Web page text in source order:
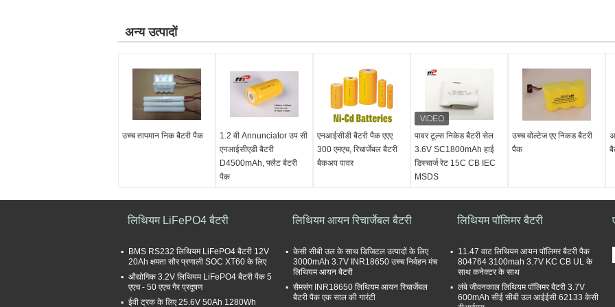
अन्य उत्पादों
उच्च तापमान निक बैटरी पैक
1.2 वी Annunciator उप सी
एनआईसीएडी बैटरी
D4500mAh, फ्लैट बैटरी
पैक
एनआईसीडी बैटरी पैक एएए
300 एमएच, रिचार्जेबल बैटरी
बैकअप पावर
पावर टूल्स निकेड बैटरी सेल
3.6V SC1800mAh हाई
डिस्चार्ज रेट 15C CB IEC
MSDS
1800mAh
भुगतान दर:
15 सी
उच्च वोल्टेज एए निकड बैटरी
पैक
लिथियम LiFePO4 बैटरी
BMS RS232 लिथियम LiFePO4 बैटरी 12V
20Ah क्षमता सौर प्रणाली SOC XT60 के लिए
औद्योगिक 3.2V लिथियम LiFePO4 बैटरी पैक 5
एएच - 50 एएच गैर प्रदूषण
ईवी ट्रक के लिए 25.6V 50Ah 1280Wh
लिथियम आयन रिचार्जेबल बैटरी
केसी सीबी उल के साथ डिजिटल उत्पादों के लिए
3000mAh 3.7V INR18650 उच्च निर्वहन मंच
लिथियम आयन बैटरी
सैमसंग INR18650 लिथियम आयन रिचार्जेबल
बैटरी पैक एक साल की गारंटी
लिथियम पॉलिमर बैटरी
11.47 वाट लिथियम आयन पॉलिमर बैटरी पैक
804764 3100mah 3.7V KC CB UL के
साथ कनेक्टर के साथ
लंबे जीवनकाल लिथियम पॉलिमर बैटरी 3.7V
600mAh सीई सीबी उल आईईसी 62133 केसी